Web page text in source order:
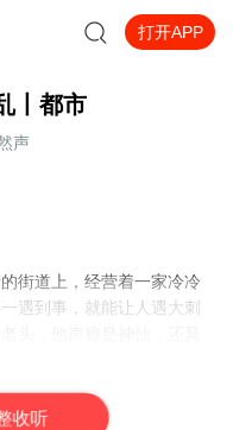
打开APP
丨都市
声
街道上，经营着一家冷冷
遇到事，就能让人遇大刺
收听